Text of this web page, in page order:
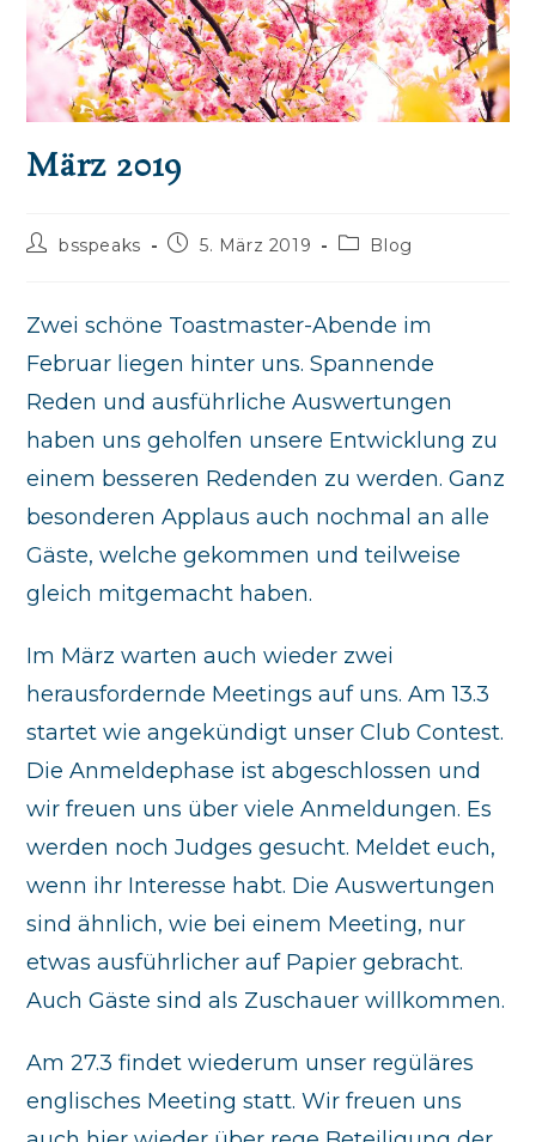
März 2019
Beitrags-
bsspeaks
Beitrag5. März 2019
Beitrags-
Blog
Zwei schöne Toastmaster-Abende im
Februar liegen hinter uns. Spannende
Reden und ausführliche Auswertungen
haben uns geholfen unsere Entwicklung zu
einem besseren Redenden zu werden. Ganz
besonderen Applaus auch nochmal an alle
Gäste, welche gekommen und teilweise
gleich mitgemacht haben.
Im März warten auch wieder zwei
herausfordernde Meetings auf uns. Am 13.3
startet wie angekündigt unser Club Contest.
Die Anmeldephase ist abgeschlossen und
wir freuen uns über viele Anmeldungen. Es
werden noch Judges gesucht. Meldet euch,
wenn ihr Interesse habt. Die Auswertungen
sind ähnlich, wie bei einem Meeting, nur
etwas ausführlicher auf Papier gebracht.
Auch Gäste sind als Zuschauer willkommen.
Am 27.3 findet wiederum unser regüläres
englisches Meeting statt. Wir freuen uns